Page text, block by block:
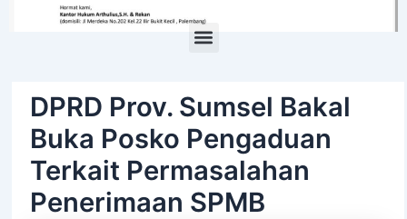
DPRD Prov. Sumsel Bakal
Buka Posko Pengaduan
Terkait Permasalahan
Penerimaan SPMB